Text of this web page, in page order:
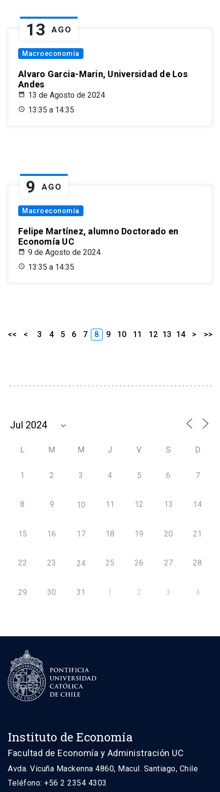
13 AGO
Macroeconomía
Alvaro Garcia-Marin, Universidad de Los
Andes
13 de Agosto de 2024
13:35 a 14:35
9 AGO
Macroeconomía
Felipe Martínez, alumno Doctorado en
Economía UC
9 de Agosto de 2024
13:35 a 14:35
<< < 3 4 5 6 7 8 9 10 11 12 13 14 > >>
L M M J V S D
1 2 3 4 5 6 7
8 9 10 11 12 13 14
15 16 17 18 19 20 21
22 23 24 25 26 27 28
29 30 31 1 2 3 4
Instituto de Economía
Facultad de Economía y Administración UC
Avda. Vicuña Mackenna 4860, Macul. Santiago, Chile
Teléfono: +56 2 2354 4303